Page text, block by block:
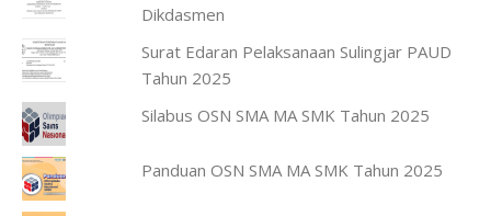
Dikdasmen
Surat Edaran Pelaksanaan Sulingjar PAUD
Tahun 2025
Silabus OSN SMA MA SMK Tahun 2025
Panduan OSN SMA MA SMK Tahun 2025